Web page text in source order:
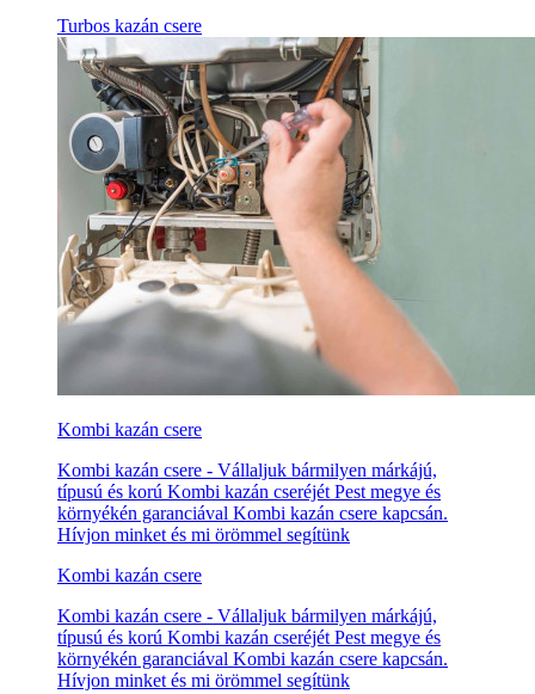
Turbos kazán csere
Kombi kazán csere
Kombi kazán csere - Vállaljuk bármilyen márkájú,
típusú és korú Kombi kazán cseréjét Pest megye és
környékén garanciával Kombi kazán csere kapcsán.
Hívjon minket és mi örömmel segítünk
Kombi kazán csere
Kombi kazán csere - Vállaljuk bármilyen márkájú,
típusú és korú Kombi kazán cseréjét Pest megye és
környékén garanciával Kombi kazán csere kapcsán.
Hívjon minket és mi örömmel segítünk